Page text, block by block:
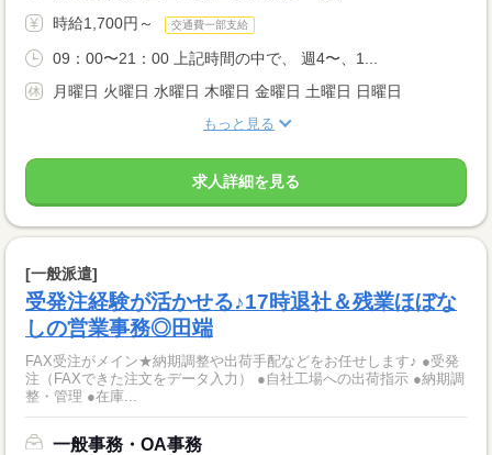
時給1,700円～ 交通費一部支給
09：00〜21：00 上記時間の中で、 週4〜、1...
月曜日 火曜日 水曜日 木曜日 金曜日 土曜日 日曜日
もっと見る
求人詳細を見る
[一般派遣]
受発注経験が活かせる♪17時退社＆残業ほぼな
しの営業事務◎田端
FAX受注がメイン★納期調整や出荷手配などをお任せします♪ ●受発
注（FAXできた注文をデータ入力） ●自社工場への出荷指示 ●納期調
整・管理 ●在庫...
一般事務・OA事務